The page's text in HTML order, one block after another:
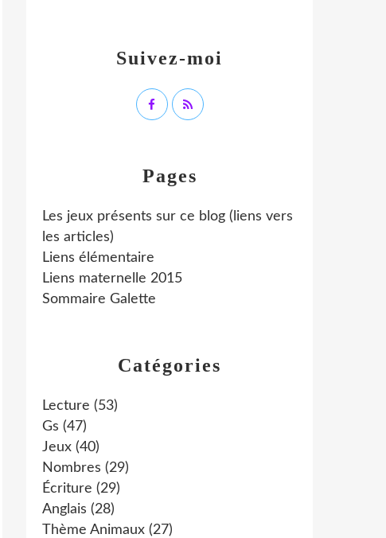
Catégories
Lecture (53)
Gs (47)
Jeux (40)
Nombres (29)
Écriture (29)
Anglais (28)
Thème Animaux (27)
Pages
Les jeux présents sur ce blog (liens vers
les articles)
Liens élémentaire
Liens maternelle 2015
Sommaire Galette
Suivez-moi